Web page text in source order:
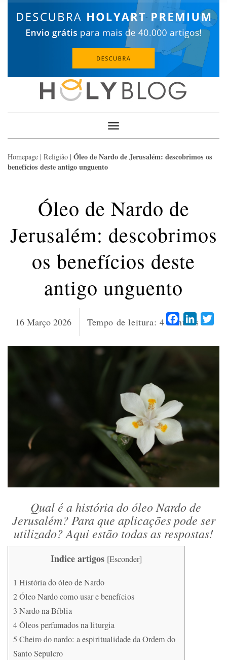
Toggle
Navigation
Homepage | Religião | Óleo de Nardo de Jerusalém: descobrimos os
benefícios deste antigo unguento
Óleo de Nardo de
Jerusalém: descobrimos
os benefícios deste
antigo unguento
16 Março 2026 Tempo de leitura: 4 minutosFacebook
Qual é a história do óleo Nardo de
Jerusalém? Para que aplicações pode ser
utilizado? Aqui estão todas as respostas!
Indice artigos [Esconder]
1 História do óleo de Nardo
2Óleo Nardo como usar e benefícios
3 Nardo na Bíblia
4Óleos perfumados na liturgia
5 Cheiro do nardo: a espiritualidade da Ordem do
Santo Sepulcro